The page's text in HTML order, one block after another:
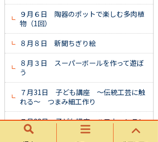
９月６日 陶器のポットで楽しむ多肉植
物（1回）
８月８日 新聞ちぎり絵
８月３日 スーパーボールを作って遊ぼ
う
７月31日 子ども講座 ～伝統工芸に触
れる～ つまみ細工作り
７月28日 子ども講座 ハロウィンラン
タンを作ろう